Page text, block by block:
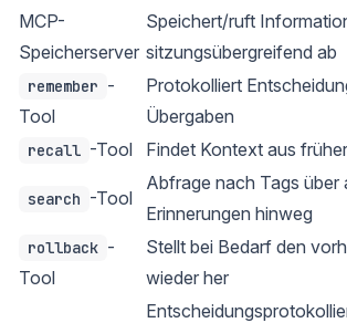
MCP-
Speicherserver
Speichert/ruft
sitzungsübergreifend ab
remember -
Tool
Protokolliert
Übergaben
recall -Tool Findet Kontext aus
search -Tool
Abfrage nach Tags über
Erinnerungen hinweg
rollback -
Tool
Stellt bei Bedarf den
wieder her